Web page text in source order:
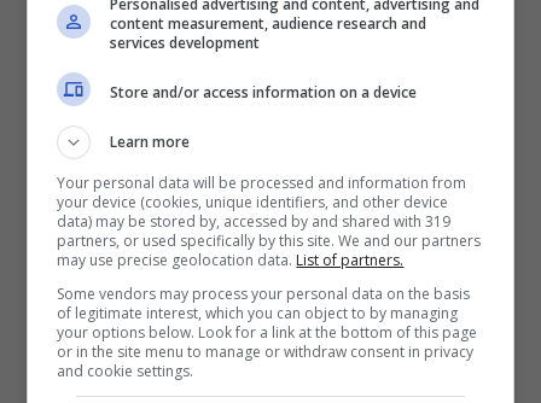
Cedric Soares, il compagno di squadra attaccato da
Lacazette (Ansa Foto)
Personalised advertising and content, advertising and
content measurement, audience research and
services development
Store and/or access information on a device
Learn more
Your personal data will be processed and information from
your device (cookies, unique identifiers, and other device
data) may be stored by, accessed by and shared with 319
partners, or used specifically by this site. We and our partners
may use precise geolocation data. List of partners.
Some vendors may process your personal data on the basis
of legitimate interest, which you can object to by managing
your options below. Look for a link at the bottom of this page
or in the site menu to manage or withdraw consent in privacy
and cookie settings.